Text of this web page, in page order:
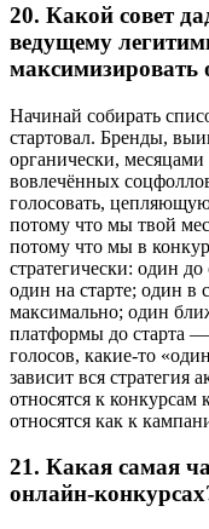
20. Какой совет
ведущему
максимизировать
Начинай собирать
стартовал. Бренды,
органически,
вовлечённых
голосовать,
потому что мы твой
потому что мы в
стратегически: один
один на старте; один в
максимально; один
платформы до старта
голосов, какие-то
зависит вся стратегия
относятся к конкурсам
относятся как к
21. Какая самая
онлайн-